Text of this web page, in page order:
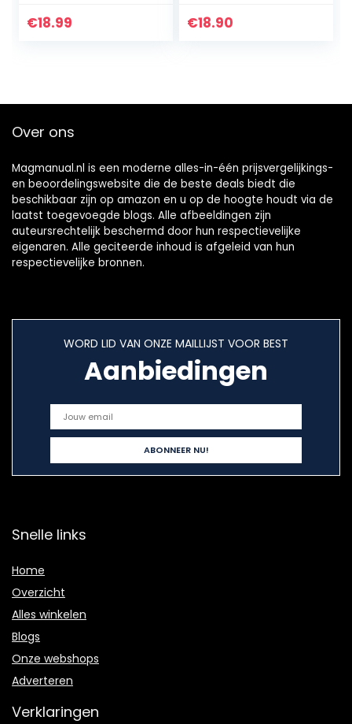
€18.99
compatibel met
€18.90
Over ons
Magmanual.nl is een moderne alles-in-één prijsvergelijkings-
en beoordelingswebsite die de beste deals biedt die
beschikbaar zijn op amazon en u op de hoogte houdt via de
laatst toegevoegde blogs. Alle afbeeldingen zijn
auteursrechtelijk beschermd door hun respectievelijke
eigenaren. Alle geciteerde inhoud is afgeleid van hun
respectievelijke bronnen.
WORD LID VAN ONZE MAILLIJST VOOR BEST
Aanbiedingen
Snelle links
Home
Overzicht
Alles winkelen
Blogs
Onze webshops
Adverteren
Verklaringen